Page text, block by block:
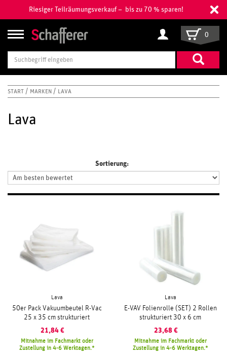
Riesiger Teilräumungsverkauf – bis zu 70 % sparen!
Suchbegriff
eingeben
0
START MARKEN LAVA
Lava
Sortierung:
Lava
50er Pack Vakuumbeutel R-Vac
25 x 35 cm strukturiert
21,84 €
Mitnahme im Fachmarkt oder
Zustellung in 4-6 Werktagen.
Lava
E-VAV Folienrolle (SET) 2 Rollen
strukturiert 30 x 6 cm
23,68 €
Mitnahme im Fachmarkt oder
Zustellung in 4-6 Werktagen.